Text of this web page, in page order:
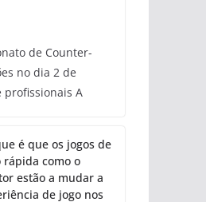
de Counter-
no dia 2 de
profissionais A
é que os jogos de
rápida como o
estão a mudar a
de jogo nos